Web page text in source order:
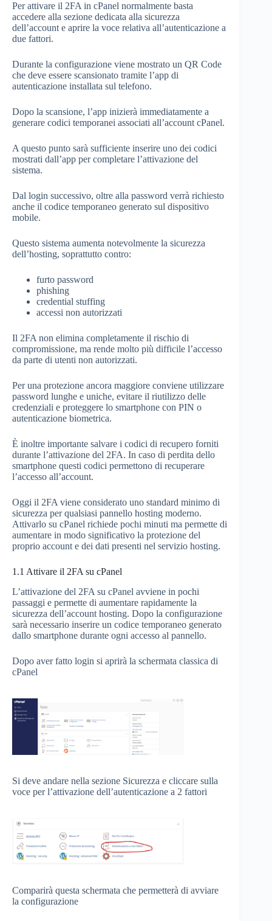
Per attivare il 2FA in cPanel normalmente basta
accedere alla sezione dedicata alla sicurezza
dell’account e aprire la voce relativa all’autenticazione a
due fattori.
Durante la configurazione viene mostrato un QR Code
che deve essere scansionato tramite l’app di
autenticazione installata sul telefono.
Dopo la scansione, l’app inizierà immediatamente a
generare codici temporanei associati all’account cPanel.
A questo punto sarà sufficiente inserire uno dei codici
mostrati dall’app per completare l’attivazione del
sistema.
Dal login successivo, oltre alla password verrà richiesto
anche il codice temporaneo generato sul dispositivo
mobile.
Questo sistema aumenta notevolmente la sicurezza
dell’hosting, soprattutto contro:
furto password
phishing
credential stuffing
accessi non autorizzati
Il 2FA non elimina completamente il rischio di
compromissione, ma rende molto più difficile l’accesso
da parte di utenti non autorizzati.
Per una protezione ancora maggiore conviene utilizzare
password lunghe e uniche, evitare il riutilizzo delle
credenziali e proteggere lo smartphone con PIN o
autenticazione biometrica.
È inoltre importante salvare i codici di recupero forniti
durante l’attivazione del 2FA. In caso di perdita dello
smartphone questi codici permettono di recuperare
l’accesso all’account.
Oggi il 2FA viene considerato uno standard minimo di
sicurezza per qualsiasi pannello hosting moderno.
Attivarlo su cPanel richiede pochi minuti ma permette di
aumentare in modo significativo la protezione del
proprio account e dei dati presenti nel servizio hosting.
1.1 Attivare il 2FA su cPanel
L’attivazione del 2FA su cPanel avviene in pochi
passaggi e permette di aumentare rapidamente la
sicurezza dell’account hosting. Dopo la configurazione
sarà necessario inserire un codice temporaneo generato
dallo smartphone durante ogni accesso al pannello.
Dopo aver fatto login si aprirà la schermata classica di
cPanel
Si deve andare nella sezione Sicurezza e cliccare sulla
voce per l’attivazione dell’autenticazione a 2 fattori
Comparirà questa schermata che permetterà di avviare
la configurazione